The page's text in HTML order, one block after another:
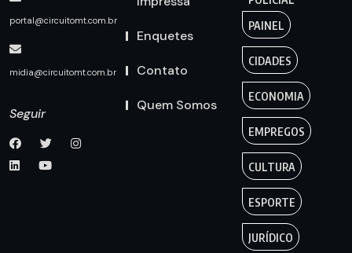
portal@circuitomt.com.br
midia@circuitomt.com.br
Seguir
Enquetes
Contato
Quem Somos
PAINEL
CIDADES
ECONOMIA
EMPREGOS
CULTURA
ESPORTE
JURÍDICO